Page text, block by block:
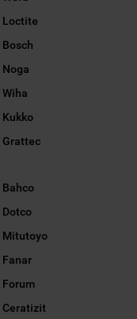
Loctite
Bosch
Noga
Wiha
Kukko
Grattec
Bahco
Dotco
Mitutoyo
Fanar
Forum
Ceratizit